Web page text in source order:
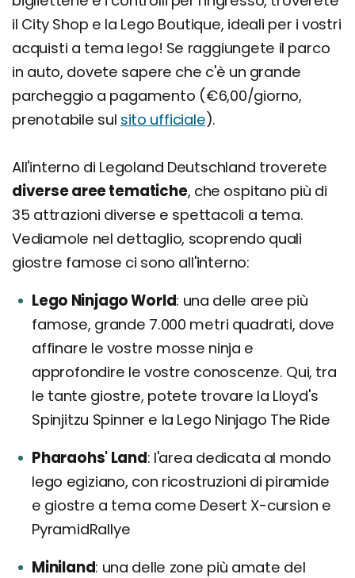
il City Shop e la Lego Boutique, ideali per i vostri
acquisti a tema lego! Se raggiungete il parco
in auto, dovete sapere che c'è un grande
parcheggio a pagamento (€6,00/giorno,
prenotabile sul sito ufficiale).
All'interno di Legoland Deutschland troverete
diverse aree tematiche, che ospitano più di
35 attrazioni diverse e spettacoli a tema.
Vediamole nel dettaglio, scoprendo quali
giostre famose ci sono all'interno:
Lego Ninjago World una delle aree più
famose, grande 7.000 metri quadrati, dove
affinare le vostre mosse ninja e
approfondire le vostre conoscenze. Qui, tra
le tante giostre, potete trovare la Lloyd's
Spinjitzu Spinner e la Lego Ninjago The Ride
Pharaohs' Land l'area dedicata al mondo
lego egiziano, con ricostruzioni di piramide
e giostre a tema come Desert X-cursion e
PyramidRallye
Miniland una delle zone più amate del